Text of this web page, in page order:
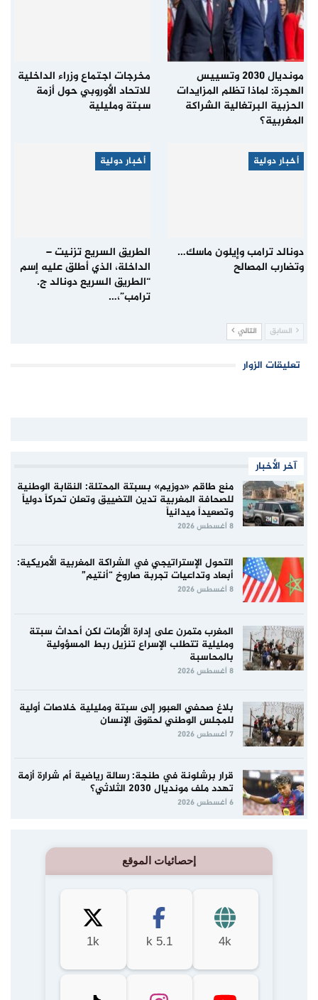
مونديال 2030 وتسييس
الهجرة: لماذا تظلم المزايدات
الحزبية البرتغالية الشراكة
المغربية؟
مخرجات اجتماع وزراء الداخلية
للاتحاد الأوروبي حول أزمة
سبتة ومليلية
أخبار دولية
دونالد ترامب وإيلون ماسك…
وتضارب المصالح
أخبار دولية
الطريق السريع تزنيت –
الداخلة، الذي أطلق عليه إسم
“الطريق السريع دونالد ج.
ترامب”،…
السابق التالي
تعليقات الزوار
آخر الأخبار
منع طاقم «دوزيم» بسبتة المحتلة: النقابة الوطنية
للصحافة المغربية تدين التضييق وتعلن تحركاً دولياً
وتصعيداً ميدانياً
8 أغسطس 2026
التحول الإستراتيجي في الشراكة المغربية الأمريكية:
أبعاد وتداعيات تجربة صاروخ “أنتيم”
8 أغسطس 2026
المغرب متمرن على إدارة الأزمات لكن أحداث سبتة
ومليلية تتطلب الإسراع تنزيل ربط المسؤولية
بالمحاسبة
8 أغسطس 2026
بلاغ صحفي العبور إلى سبتة ومليلية خلاصات أولية
للمجلس الوطني لحقوق الإنسان
7 أغسطس 2026
قرار برشلونة في طنجة: رسالة رياضية أم شرارة أزمة
تهدد ملف مونديال 2030 الثلاثي؟
6 أغسطس 2026
إحصائيات الموقع
4k
5.1 k
1k